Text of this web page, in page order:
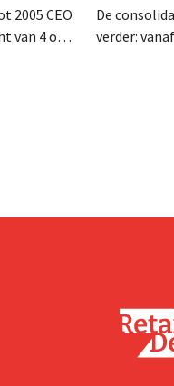
2005 CEO
van 4 op 5
De
verder: